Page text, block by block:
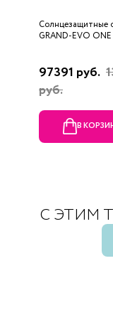
Солнцезащитные
GRAND-EVO
97391 руб.
руб.
В
С ЭТИМ